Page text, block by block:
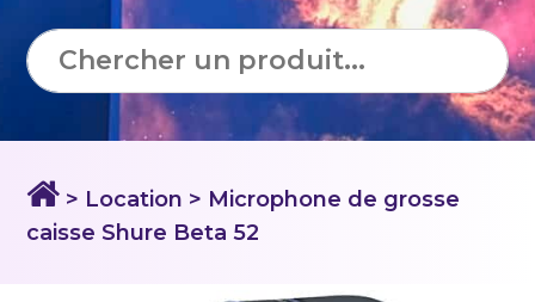
> Location > Microphone de grosse
caisse Shure Beta 52